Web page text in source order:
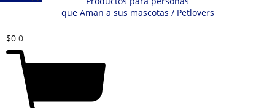
que Aman a sus mascotas / Petlovers
$0 0